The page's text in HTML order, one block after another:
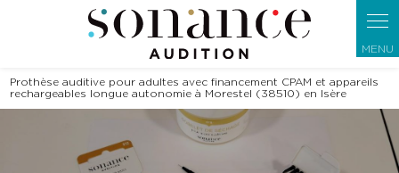
Prothèse auditive pour adultes avec financement CPAM et appareils
rechargeables longue autonomie à Morestel (38510) en Isère
Panneau de gestion des cookies